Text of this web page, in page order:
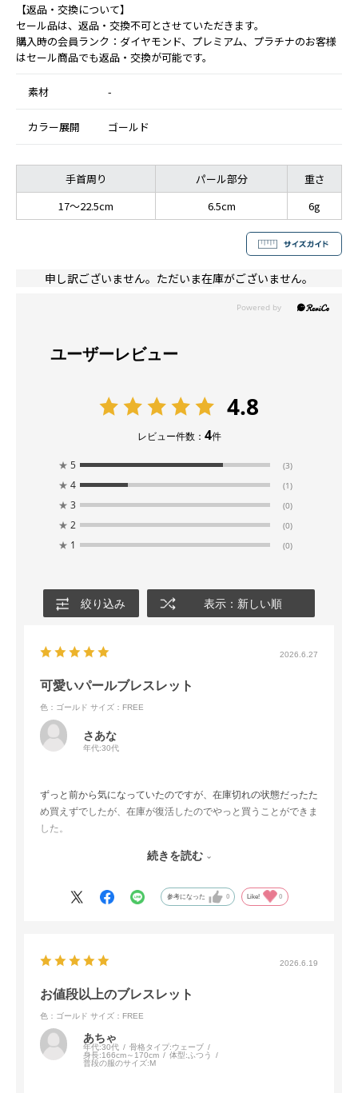
【返品・交換について】
セール品は、返品・交換不可とさせていただきます。
購入時の会員ランク：ダイヤモンド、プレミアム、プラチナのお客様
はセール商品でも返品・交換が可能です。
素材 -
カラー展開 ゴールド
手首周り パール部分
重さ
17〜22.5cm
6.5cm 6g
申し訳ございません。ただいま在庫がございません。
ユーザーレビュー
4.8
レビュー件数： 4件
★ 5 (3)
★ 4 (1)
★ 3 (0)
★ 2 (0)
★ 1 (0)
絞り込み 表示：新しい順
2026.6.27
可愛いパールブレスレット
色：ゴールド サイズ：FREE
さあな
年代:30代
ずっと前から気になっていたのですが、在庫切れの状態だったた
め買えずでしたが、在庫が復活したのでやっと買うことができま
した。
はり綺麗な虹色がかった大きめの淡水パールのブレスレットでし
金色のブレスレットがキラキラしていてパールとすごく合ってい
続きを読む
参考になった 0 Like! 0
2026.6.19
お値段以上のブレスレット
色：ゴールド サイズ：FREE
あちゃ
年代:30代 骨格タイプ:ウェーブ
身長:166cm～170cm 体型: ふつう
普段の服のサイズ:M